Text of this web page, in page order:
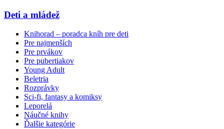
Deti a mládež
Knihorad – poradca kníh pre deti
Pre najmenších
Pre prvákov
Pre pubertiakov
Young Adult
Beletria
Rozprávky
Sci-fi, fantasy a komiksy
Leporelá
Náučné knihy
Ďalšie kategórie